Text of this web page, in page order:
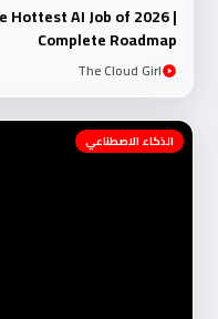
Hottest AI Job of 2026 |
Complete Roadmap
The Cloud Girl
الذكاء الاصطناعي